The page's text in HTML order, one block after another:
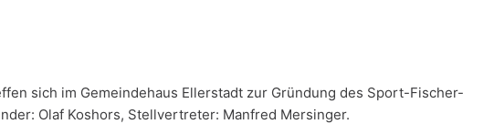
sich im Gemeindehaus Ellerstadt zur Gründung des Sport-Fischer-
Olaf Koshors, Stellvertreter: Manfred Mersinger.